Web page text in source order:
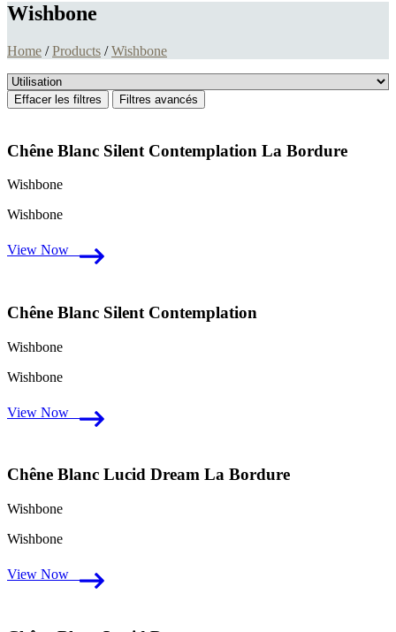
Wishbone
Home /Products /Wishbone
Effacer les filtres Filtres avancés
Chêne Blanc Silent Contemplation La Bordure
Wishbone
Wishbone
View Now
Chêne Blanc Silent Contemplation
Wishbone
Wishbone
View Now
Chêne Blanc Lucid Dream La Bordure
Wishbone
Wishbone
View Now